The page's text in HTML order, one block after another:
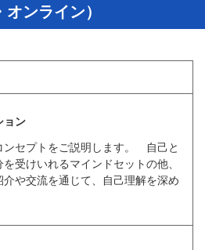
ンライン）
ョン
ンセプトをご説明します。 自己と
受けいれるマインドセットの他、
介や交流を通じて、自己理解を深め